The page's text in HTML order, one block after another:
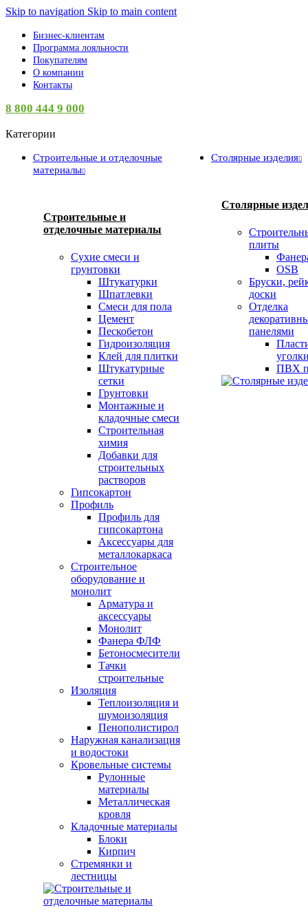
Skip to navigation Skip to main content
Бизнес-клиентам
Программа лояльности
Покупателям
О компании
Контакты
8 800 444 9 000
Категории
Строительные и отделочные
материалы
Строительные и
отделочные материалы
Сухие смеси и
грунтовки
Штукатурки
Шпатлевки
Смеси для пола
Цемент
Пескобетон
Гидроизоляция
Клей для плитки
Штукатурные
сетки
Грунтовки
Монтажные и
кладочные смеси
Строительная
химия
Добавки для
строительных
растворов
Гипсокартон
Профиль
Профиль для
гипсокартона
Аксессуары для
металлокаркаса
Строительное
оборудование и
монолит
Арматура и
аксессуары
Монолит
Фанера ФЛФ
Бетоносмесители
Тачки
строительные
Изоляция
Теплоизоляция и
шумоизоляция
Пенополистирол
Наружная канализация
и водостоки
Кровельные системы
Рулонные
материалы
Металлическая
кровля
Кладочные материалы
Блоки
Кирпич
Стремянки и
лестницы
Столярные изделия
Столярные
плиты
OSB
Бруски,
доски
Отделка
панелями
ПВХ